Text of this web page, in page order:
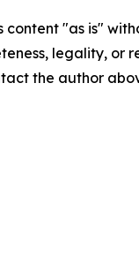
content "as is"
legality,
the author